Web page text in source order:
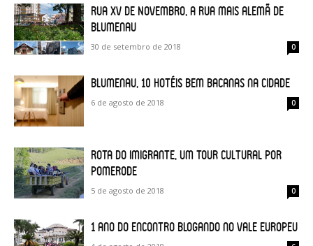
Rua XV de Novembro, a rua mais alemã de
Blumenau
30 de setembro de 2018 0
Blumenau, 10 hotéis bem bacanas na cidade
6 de agosto de 2018 0
Rota do Imigrante, um tour cultural por
Pomerode
5 de agosto de 2018 0
1 ano do Encontro Blogando no Vale Europeu